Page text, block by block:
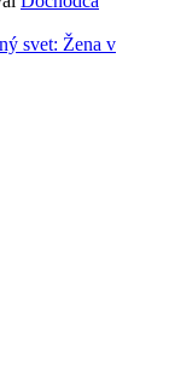
svet: Žena v